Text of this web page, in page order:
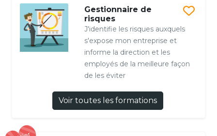
Gestionnaire de
risques
J'identifie les risques auxquels
s'expose mon entreprise et
informe la direction et les
employés de la meilleure façon
de les éviter
Voir toutes les formations